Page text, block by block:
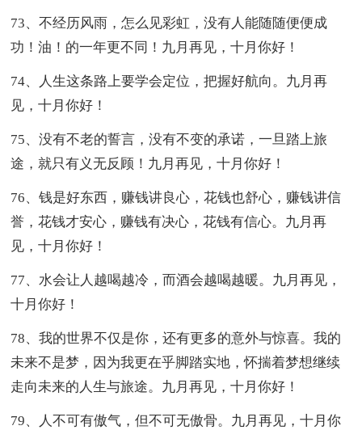
73、不经历风雨，怎么见彩虹，没有人能随随便便成
功！油！的一年更不同！九月再见，十月你好！
74、人生这条路上要学会定位，把握好航向。九月再
见，十月你好！
75、没有不老的誓言，没有不变的承诺，一旦踏上旅
途，就只有义无反顾！九月再见，十月你好！
76、钱是好东西，赚钱讲良心，花钱也舒心，赚钱讲信
誉，花钱才安心，赚钱有决心，花钱有信心。九月再
见，十月你好！
77、水会让人越喝越冷，而酒会越喝越暖。九月再见，
十月你好！
78、我的世界不仅是你，还有更多的意外与惊喜。我的
未来不是梦，因为我更在乎脚踏实地，怀揣着梦想继续
走向未来的人生与旅途。九月再见，十月你好！
79、人不可有傲气，但不可无傲骨。九月再见，十月你